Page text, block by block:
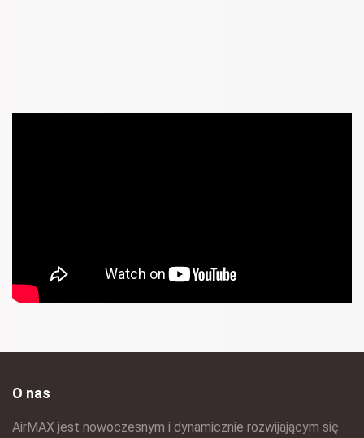
O nas
AirMAX jest nowoczesnym i dynamicznie rozwijającym się